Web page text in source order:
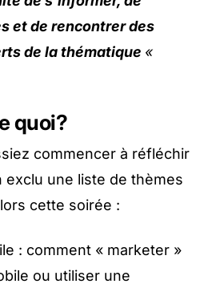
et de rencontrer des
de la thématique «
quoi?
commencer à réfléchir
exclu une liste de thèmes
cette soirée :
: comment « marketer »
ou utiliser une